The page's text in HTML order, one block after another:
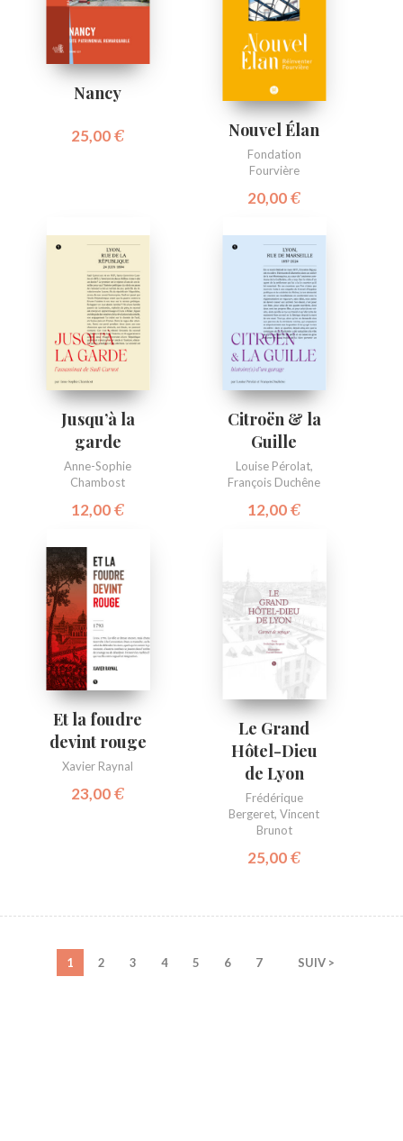
Nancy
25,00€ Nouvel Élan
Fondation
Fourvière
20,00€
Jusqu’à la
garde
Anne-Sophie
Chambost
12,00€
Citroën & la
Guille
Louise Pérolat,
François Duchêne
12,00€
Et la foudre
devint rouge
Xavier Raynal
23,00€
Le Grand
Hôtel-Dieu
de Lyon
Frédérique
Bergeret,Vincent
Brunot
25,00€
1 2 3 4 5 6 7 SUIV >